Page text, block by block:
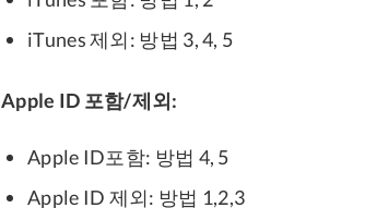
iTunes 제외: 방법 3, 4, 5
Apple ID 포함/제외:
Apple ID포함: 방법 4, 5
Apple ID 제외: 방법 1,2,3